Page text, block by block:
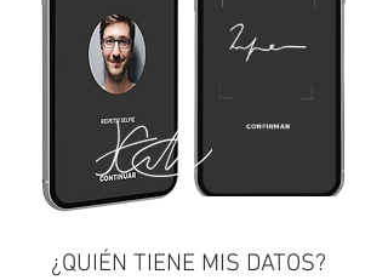
¿QUIÉN TIENE MIS DATOS?